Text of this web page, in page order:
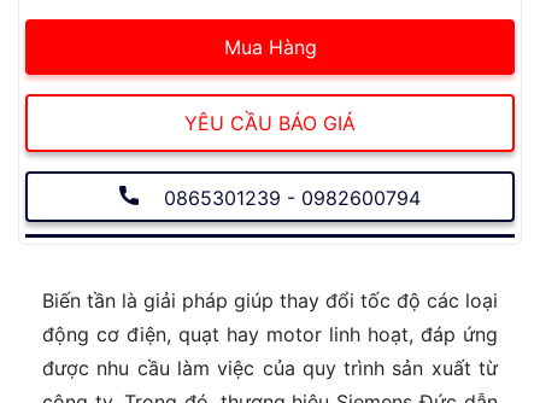
Mua Hàng
YÊU CẦU BÁO GIÁ
0865301239 - 0982600794
Biến tần là giải pháp giúp thay đổi tốc độ các loại
động cơ điện, quạt hay motor linh hoạt, đáp ứng
được nhu cầu làm việc của quy trình sản xuất từ